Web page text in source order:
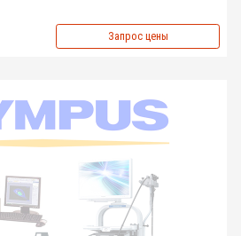
Запрос цены